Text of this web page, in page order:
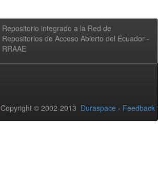
Repositorio integrado a la Red de
Repositorios de Acceso Abierto del Ecuador -
RRAAE
Copyright © 2002-2013 Duraspace - Feedback